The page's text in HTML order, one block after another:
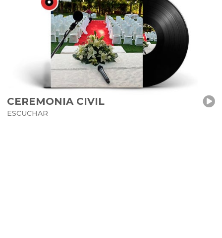
CEREMONIA CIVIL
ESCUCHAR